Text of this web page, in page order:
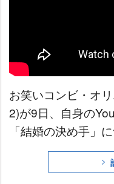
お笑いコンビ・オ
2)が9日、自身の
「結婚の決め手」